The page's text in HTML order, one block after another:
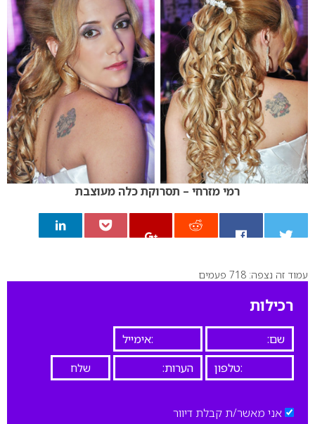
רמי מזרחי – תסרוקת כלה מעוצבת
0
עמוד זה נצפה: 718 פעמים
רכילות
אני מאשר/ת קבלת דיוור